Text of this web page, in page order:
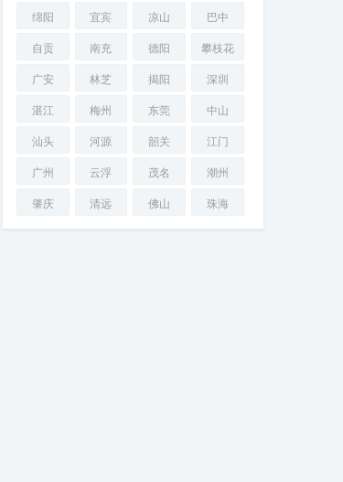
绵阳
宜宾 凉山
巴中
自贡
南充 德阳
攀枝花
广安
林芝 揭阳
深圳
湛江
梅州 东莞
中山
汕头
河源 韶关
江门
广州
云浮 茂名
潮州
肇庆
清远 佛山 珠海